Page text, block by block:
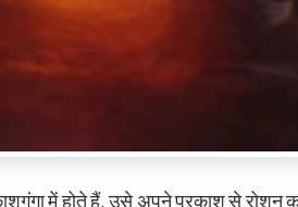
में होते हैं, उसे अपने प्रकाश से रोशन